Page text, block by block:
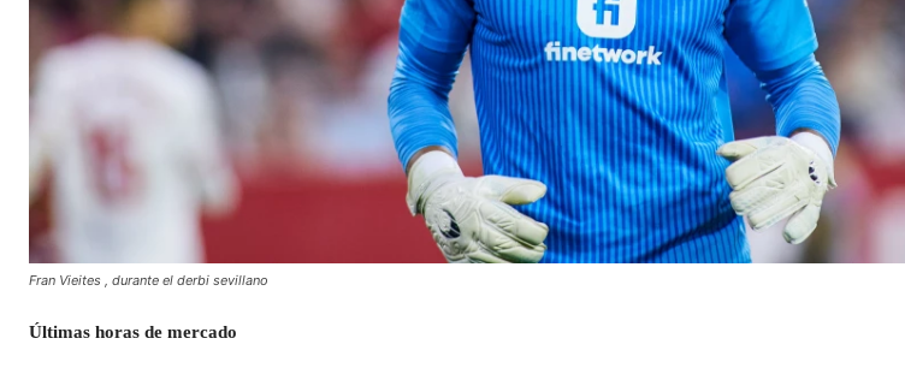
Fran Vieites , durante el derbi sevillano
Últimas horas de mercado